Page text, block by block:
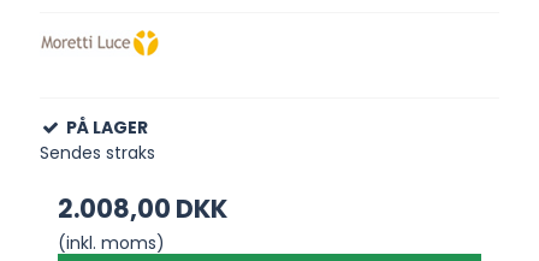
PÅ LAGER
Sendes straks
2.008,00 DKK
(inkl. moms)